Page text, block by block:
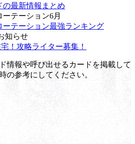
の最新情報まとめ
テーション6月
ーテーション最強ランキング
知らせ
！攻略ライター募集！
情報や呼び出せるカードを掲載して
の参考にしてください。